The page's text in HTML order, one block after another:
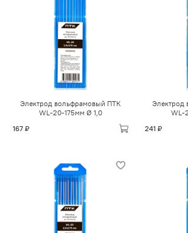
Электрод вольфрамовый ПТК
WL-20-175мм Ø 1,0
167 ₽
Электрод
WL-
241 ₽